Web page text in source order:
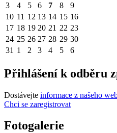
3
4 5 6 7 8
9
10 11 12 13 14 15 16
17 18 19 20 21 22 23
24 25 26 27 28 29 30
31 1 2 3 4 5 6
Přihlášení k odběru
Dostávejte informace z našeho
Chci se zaregistrovat
Fotogalerie